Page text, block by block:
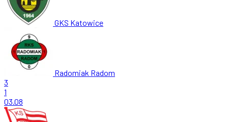
GKS Katowice
Radomiak Radom
3
1
03.08